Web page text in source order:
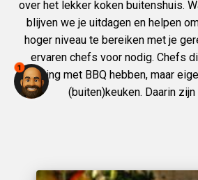
over het lekker koken buitenshuis.
blijven we je uitdagen en helpen
hoger niveau te bereiken met je
ervaren chefs voor nodig. Chefs
ervaring met BBQ hebben, maar
(buiten)keuken. Daarin zijn
1